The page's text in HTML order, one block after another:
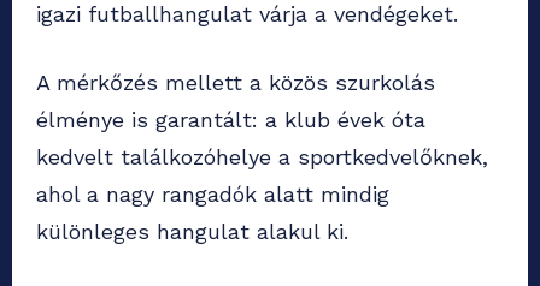
igazi futballhangulat várja a vendégeket.
A mérkőzés mellett a közös szurkolás
élménye is garantált: a klub évek óta
kedvelt találkozóhelye a sportkedvelőknek,
ahol a nagy rangadók alatt mindig
különleges hangulat alakul ki.